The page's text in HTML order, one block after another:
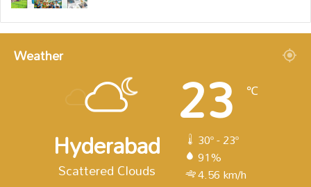
Weather
Hyderabad
Scattered Clouds
23 ℃
30º - 23º
91%
4.56 km/h